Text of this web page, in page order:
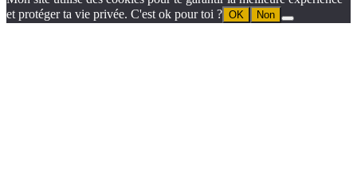
et protéger ta vie privée. C'est ok pour toi ? OK Non